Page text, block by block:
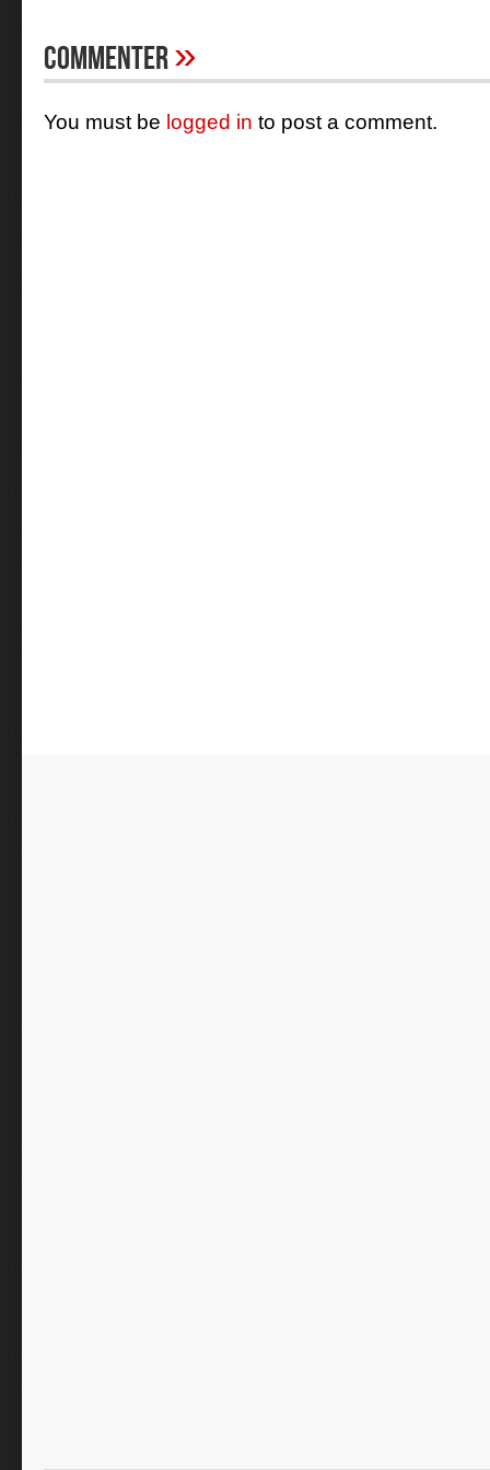
Commenter»
You must be logged in to post a comment.